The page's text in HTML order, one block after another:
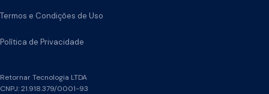
Termos e Condições de Uso
Política de Privacidade
Retornar Tecnologia LTDA
CNPJ: 21.918.379/0001-93